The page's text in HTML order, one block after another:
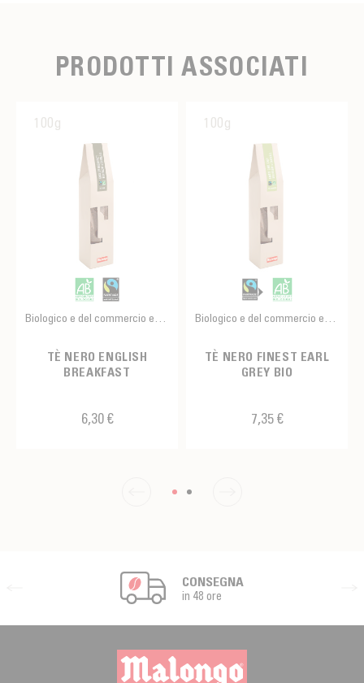
PRODOTTI ASSOCIATI
100g
Biologico e del commercio equo e solidale
TÈ NERO ENGLISH
BREAKFAST
6,30 €
100g
Biologico e del commercio equo e solidale
TÈ NERO FINEST EARL
GREY BIO
7,35 €
CONSEGNA
in 48 ore